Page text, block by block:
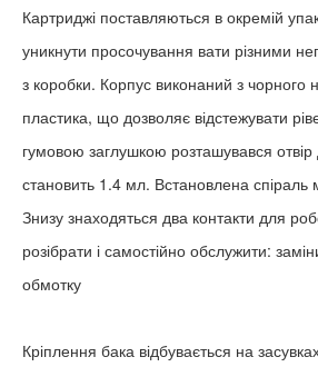
Картриджі поставляються в окремій
уникнути просочування вати різними
з коробки. Корпус виконаний з чорного
пластика, що дозволяє відстежувати
гумовою заглушкою розташувався
становить 1.4 мл. Встановлена
Знизу знаходяться два контакти для
розібрати і самостійно обслужити:
обмотку
Кріплення бака відбувається на